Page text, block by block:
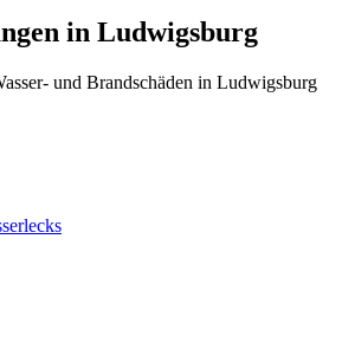
in Ludwigsburg
und Brandschäden in Ludwigsburg